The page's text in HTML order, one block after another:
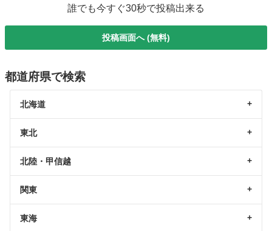
誰でも今すぐ30秒で投稿出来る
投稿画面へ (無料)
都道府県で検索
北海道
東北
北陸・甲信越
関東
東海